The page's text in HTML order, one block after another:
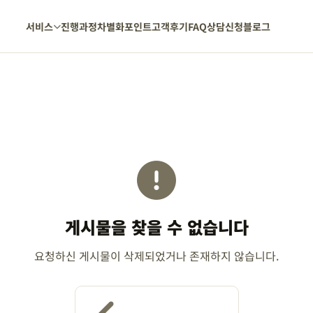
서비스 진행과정차별화포인트고객후기FAQ상담신청블로그
게시물을 찾을 수 없습니다
요청하신 게시물이 삭제되었거나 존재하지 않습니다.